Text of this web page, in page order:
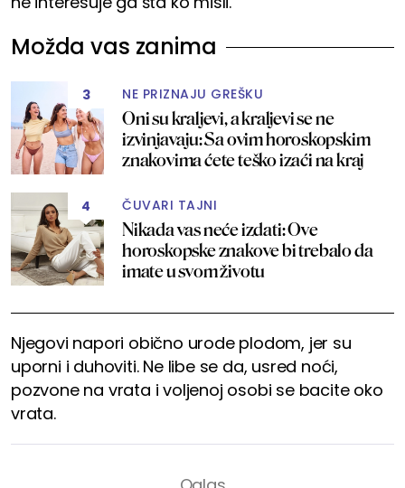
Možda vas zanima
3 NE PRIZNAJU GREŠKU
Oni su kraljevi, a kraljevi se ne
izvinjavaju: Sa ovim horoskopskim
znakovima ćete teško izaći na kraj
4 ČUVARI TAJNI
Nikada vas neće izdati: Ove
horoskopske znakove bi trebalo da
imate u svom životu
Njegovi napori obično urode plodom, jer su
uporni i duhoviti. Ne libe se da, usred noći,
pozvone na vrata i voljenoj osobi se bacite oko
vrata.